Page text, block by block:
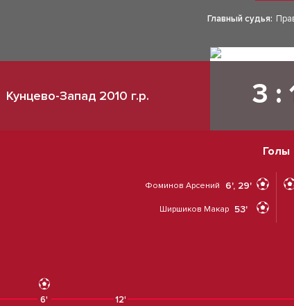
Главный судья:
Кунцево-Запад 2010 г.р. 3 :
Голы
Фоминов Арсений 6', 29'
Ширшиков Макар 53'
6' 12'